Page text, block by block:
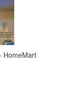
HomeMart